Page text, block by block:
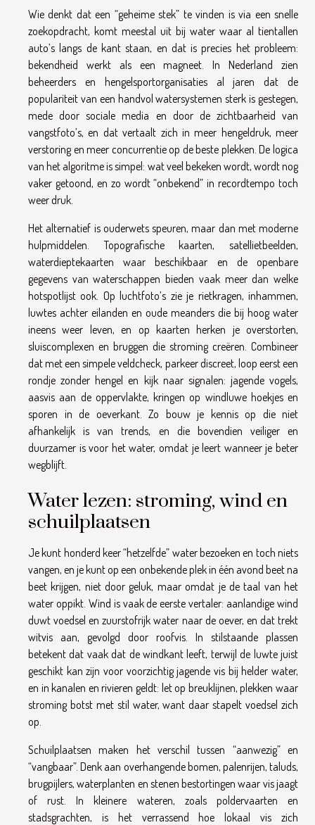
Wie denkt dat een “geheime stek” te vinden is via een snelle
zoekopdracht, komt meestal uit bij water waar al tientallen
auto’s langs de kant staan, en dat is precies het probleem:
bekendheid werkt als een magneet. In Nederland zien
beheerders en hengelsportorganisaties al jaren dat de
populariteit van een handvol watersystemen sterk is gestegen,
mede door sociale media en door de zichtbaarheid van
vangstfoto’s, en dat vertaalt zich in meer hengeldruk, meer
verstoring en meer concurrentie op de beste plekken. De logica
van het algoritme is simpel: wat veel bekeken wordt, wordt nog
vaker getoond, en zo wordt “onbekend” in recordtempo toch
weer druk.
Het alternatief is ouderwets speuren, maar dan met moderne
hulpmiddelen. Topografische kaarten, satellietbeelden,
waterdieptekaarten waar beschikbaar en de openbare
gegevens van waterschappen bieden vaak meer dan welke
hotspotlijst ook. Op luchtfoto’s zie je rietkragen, inhammen,
luwtes achter eilanden en oude meanders die bij hoog water
ineens weer leven, en op kaarten herken je overstorten,
sluiscomplexen en bruggen die stroming creëren. Combineer
dat met een simpele veldcheck, parkeer discreet, loop eerst een
rondje zonder hengel en kijk naar signalen: jagende vogels,
aasvis aan de oppervlakte, kringen op windluwe hoekjes en
sporen in de oeverkant. Zo bouw je kennis op die niet
afhankelijk is van trends, en die bovendien veiliger en
duurzamer is voor het water, omdat je leert wanneer je beter
wegblijft.
Water lezen: stroming, wind en
schuilplaatsen
Je kunt honderd keer “hetzelfde” water bezoeken en toch niets
vangen, en je kunt op een onbekende plek in één avond beet na
beet krijgen, niet door geluk, maar omdat je de taal van het
water oppikt. Wind is vaak de eerste vertaler: aanlandige wind
duwt voedsel en zuurstofrijk water naar de oever, en dat trekt
witvis aan, gevolgd door roofvis. In stilstaande plassen
betekent dat vaak dat de windkant leeft, terwijl de luwte juist
geschikt kan zijn voor voorzichtig jagende vis bij helder water,
en in kanalen en rivieren geldt: let op breuklijnen, plekken waar
stroming botst met stil water, want daar stapelt voedsel zich
op.
Schuilplaatsen maken het verschil tussen “aanwezig” en
“vangbaar”. Denk aan overhangende bomen, palenrijen, taluds,
brugpijlers, waterplanten en stenen bestortingen waar vis jaagt
of rust. In kleinere wateren, zoals poldervaarten en
stadsgrachten, is het verrassend hoe lokaal vis zich